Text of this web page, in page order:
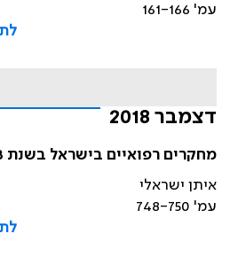
עמ' 161-166
דצמבר 2018
מחקרים רפואיים בישראל בשנת 2018
איתן ישראלי
עמ' 748-750